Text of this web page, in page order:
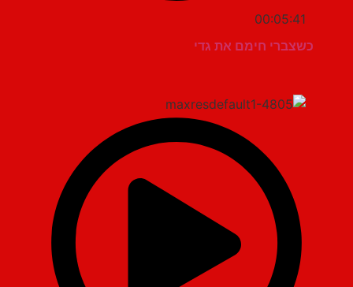
00:05:41
כשצברי חימם את גדי